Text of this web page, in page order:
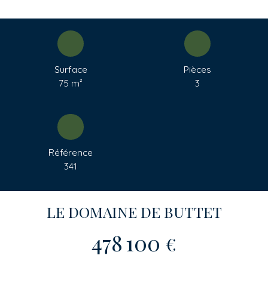
Surface
75 m²
Pièces
3
Référence
341
LE DOMAINE DE BUTTET
478 100 €